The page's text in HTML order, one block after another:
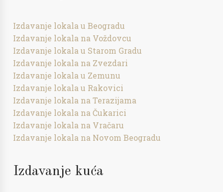
Izdavanje lokala u Beogradu
Izdavanje lokala na Voždovcu
Izdavanje lokala u Starom Gradu
Izdavanje lokala na Zvezdari
Izdavanje lokala u Zemunu
Izdavanje lokala u Rakovici
Izdavanje lokala na Terazijama
Izdavanje lokala na Čukarici
Izdavanje lokala na Vračaru
Izdavanje lokala na Novom Beogradu
Izdavanje kuća